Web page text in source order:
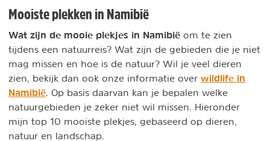
Mooiste plekken in Namibië
Wat zijn de mooie plekjes in Namibië om te zien
tijdens een natuurreis? Wat zijn de gebieden die je niet
mag missen en hoe is de natuur? Wil je veel dieren
zien, bekijk dan ook onze informatie over wildlife in
Namibië . Op basis daarvan kan je bepalen welke
natuurgebieden je zeker niet wil missen. Hieronder
mijn top 10 mooiste plekjes, gebaseerd op dieren,
natuur en landschap.